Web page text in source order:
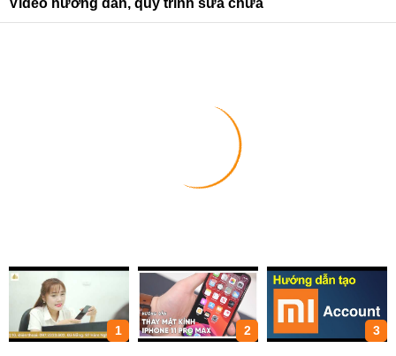
Video hướng dẫn, quy trình sửa chữa
1 2 3